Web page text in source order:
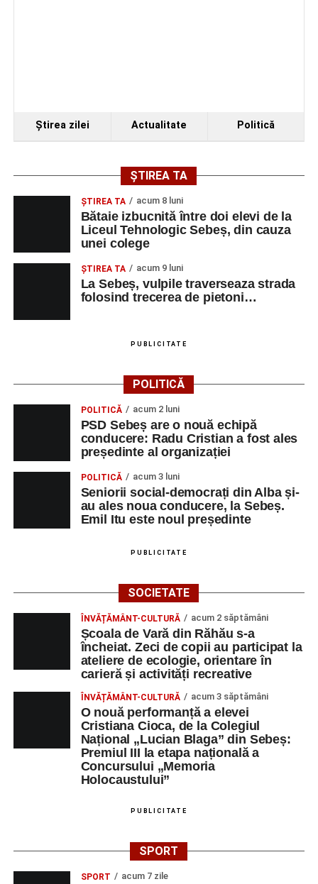
Ştirea zilei Actualitate Politică
ȘTIREA TA
ŞTIREA TA acum 8 luni
Bătaie izbucnită între doi elevi de la
Liceul Tehnologic Sebeș, din cauza
unei colege
ŞTIREA TA acum 9 luni
La Sebeș, vulpile traverseaza strada
folosind trecerea de pietoni…
PUBLICITATE
POLITICĂ
POLITICĂ acum 2 luni
PSD Sebeș are o nouă echipă
conducere: Radu Cristian a fost ales
președinte al organizației
POLITICĂ acum 3 luni
Seniorii social-democrați din Alba și-
au ales noua conducere, la Sebeș.
Emil Itu este noul președinte
PUBLICITATE
SOCIETATE
ÎNVĂȚĂMÂNT-CULTURĂ acum 2 săptămâni
Școala de Vară din Răhău s-a
încheiat. Zeci de copii au participat la
ateliere de ecologie, orientare în
carieră și activități recreative
ÎNVĂȚĂMÂNT-CULTURĂ acum 3 săptămâni
O nouă performanță a elevei
Cristiana Cioca, de la Colegiul
Național „Lucian Blaga” din Sebeș:
Premiul III la etapa națională a
Concursului „Memoria
Holocaustului”
PUBLICITATE
SPORT
SPORT acum 7 zile